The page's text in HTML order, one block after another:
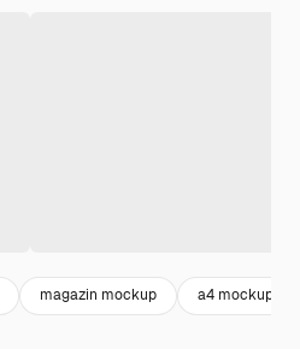
magazin mockup a4 mockup